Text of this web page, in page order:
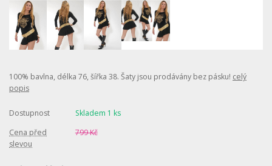
100% bavlna, délka 76, šířka 38. Šaty jsou prodávány bez pásku! celý
popis
Dostupnost
Skladem 1 ks
Cena před
slevou
799 Kč